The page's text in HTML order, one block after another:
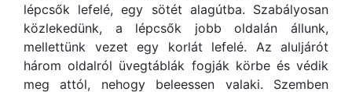
lépcsők lefelé, egy sötét alagútba. Szabályosan
közlekedünk, a lépcsők jobb oldalán állunk,
mellettünk vezet egy korlát lefelé. Az aluljárót
három oldalról üvegtáblák fogják körbe és védik
meg attól, nehogy beleessen valaki. Szemben